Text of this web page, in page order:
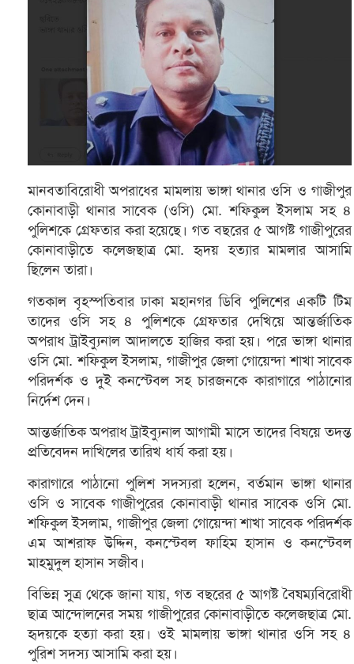
মানবতাবিরোধী অপরাধের মামলায় ভাঙ্গা থানার ওসি ও গাজীপুর
কোনাবাড়ী থানার সাবেক (ওসি) মো. শফিকুল ইসলাম সহ ৪
পুলিশকে গ্রেফতার করা হয়েছে। গত বছরের ৫ আগষ্ট গাজীপুরের
কোনাবাড়ীতে কলেজছাত্র মো. হৃদয় হত্যার মামলার আসামি
ছিলেন তারা।
গতকাল বৃহস্পতিবার ঢাকা মহানগর ডিবি পুলিশের একটি টিম
তাদের ওসি সহ ৪ পুলিশকে গ্রেফতার দেখিয়ে আন্তর্জাতিক
অপরাধ ট্রাইব্যুনাল আদালতে হাজির করা হয়। পরে ভাঙ্গা থানার
ওসি মো. শফিকুল ইসলাম, গাজীপুর জেলা গোয়েন্দা শাখা সাবেক
পরিদর্শক ও দুই কনস্টেবল সহ চারজনকে কারাগারে পাঠানোর
নির্দেশ দেন।
আন্তর্জাতিক অপরাধ ট্রাইব্যুনাল আগামী মাসে তাদের বিষয়ে তদন্ত
প্রতিবেদন দাখিলের তারিখ ধার্য করা হয়।
কারাগারে পাঠানো পুলিশ সদস্যরা হলেন, বর্তমান ভাঙ্গা থানার
ওসি ও সাবেক গাজীপুরের কোনাবাড়ী থানার সাবেক ওসি মো.
শফিকুল ইসলাম, গাজীপুর জেলা গোয়েন্দা শাখা সাবেক পরিদর্শক
এম আশরাফ উদ্দিন, কনস্টেবল ফাহিম হাসান ও কনস্টেবল
মাহমুদুল হাসান সজীব।
বিভিন্ন সুত্র থেকে জানা যায়, গত বছরের ৫ আগষ্ট বৈষম্যবিরোধী
ছাত্র আন্দোলনের সময় গাজীপুরের কোনাবাড়ীতে কলেজছাত্র মো.
হৃদয়কে হত্যা করা হয়। ওই মামলায় ভাঙ্গা থানার ওসি সহ ৪
পুরিশ সদস্য আসামি করা হয়।